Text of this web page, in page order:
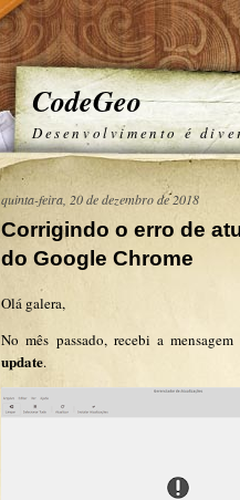
CodeGeo
Desenvolvimento é
quinta-feira, 20 de dezembro de 2018
Corrigindo o erro de
do Google Chrome
Olá galera,
No mês passado, recebi a
update.